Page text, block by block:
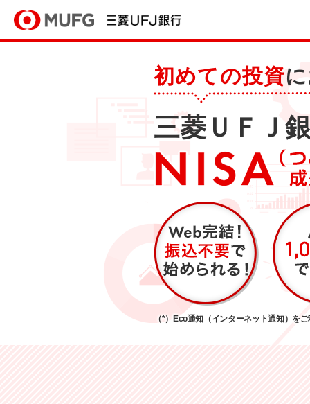
初めての投資
三菱ＵＦＪ
（*） Eco通知（インターネット通知）を